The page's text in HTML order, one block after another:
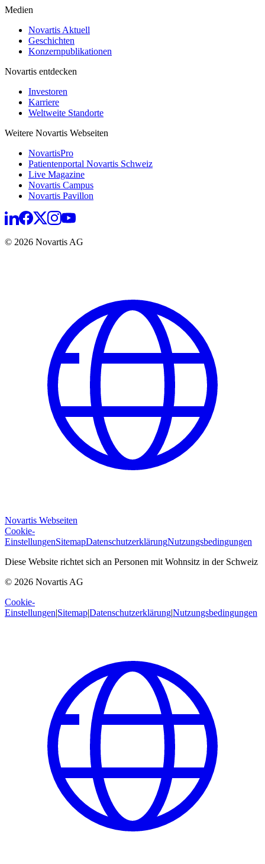
Medien
Novartis Aktuell
Geschichten
Konzernpublikationen
Novartis entdecken
Investoren
Karriere
Weltweite Standorte
Weitere Novartis Webseiten
NovartisPro
Patientenportal Novartis Schweiz
Live Magazine
Novartis Campus
Novartis Pavillon
© 2026 Novartis AG
Novartis Webseiten
Cookie-
EinstellungenSitemapDatenschutzerklärungNutzungsbedingungen
Diese Website richtet sich an Personen mit Wohnsitz in der Schweiz
© 2026 Novartis AG
Cookie-
Einstellungen|Sitemap|Datenschutzerklärung|Nutzungsbedingungen